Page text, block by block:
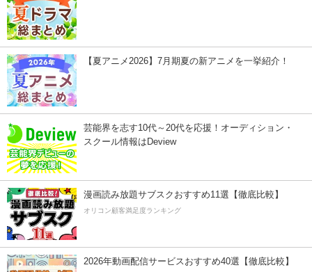
【夏アニメ2026】7月期夏の新アニメを一挙紹介！
芸能界を志す10代～20代を応援！オーディション・
スクール情報はDeview
漫画読み放題サブスクおすすめ11選【徹底比較】
オリコン顧客満足度ランキング
2026年動画配信サービスおすすめ40選【徹底比較】